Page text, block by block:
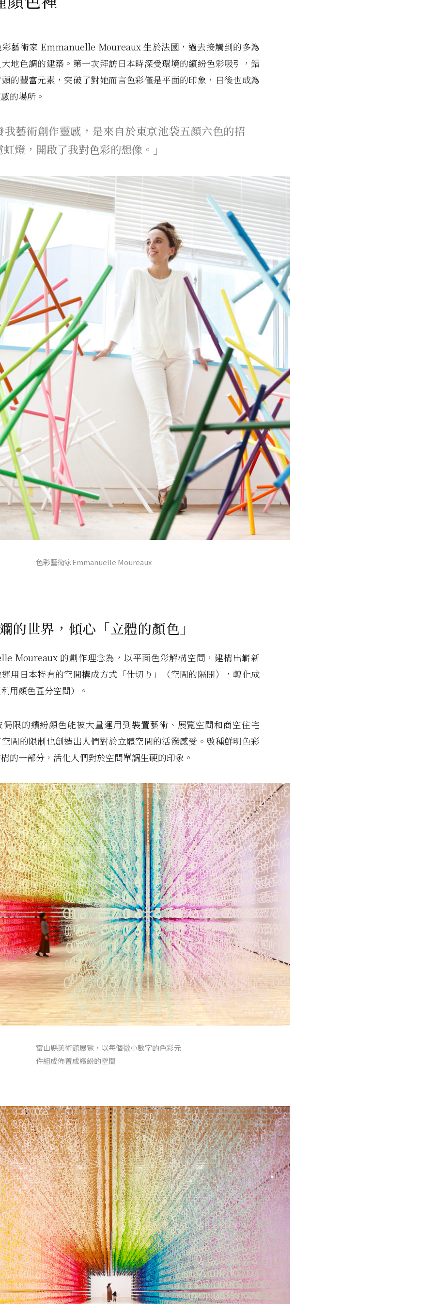
彩藝術家 Emmanuelle Moureaux 生於法國，過去接觸到的多為
地色調的建築。第一次拜訪日本時深受環境的繽紛色彩吸引，錯
的豐富元素，突破了對她而言色彩僅是平面的印象，日後也成為
的場所。
我藝術創作靈感，是來自於東京池袋五顏六色的招
燈，開啟了我對色彩的想像。」
色彩藝術家Emmanuelle Moureaux
的世界，傾心「立體的顏色」
Moureaux 的創作理念為，以平面色彩解構空間，建構出嶄新
用日本特有的空間構成方式「仕切り」（空間的隔開），轉化成
用顏色區分空間）。
限的繽紛顏色能被大量運用到裝置藝術、展覽空間和商空住宅
間的限制也創造出人們對於立體空間的活潑感受。數種鮮明色彩
的一部分，活化人們對於空間單調生硬的印象。
富山縣美術館展覽，以每個微小數字的色彩元
件組成佈置成繽紛的空間